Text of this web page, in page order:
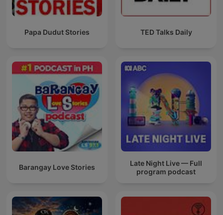
Papa Dudut Stories TED Talks Daily
Barangay Love Stories
Late Night Live — Full
program podcast